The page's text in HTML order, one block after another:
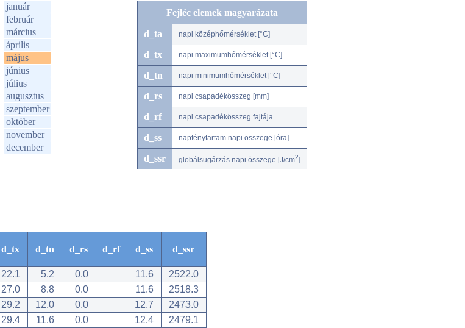
január
február
március
április
május
június
július
augusztus
szeptember
október
november
december
Fejléc elemek magyarázata
d_ta napi középhőmérséklet [°C]
d_tx napi maximumhőmérséklet [°C]
d_tn napi minimumhőmérséklet [°C]
d_rs napi csapadékösszeg [mm]
d_rf napi csapadékösszeg fajtája
d_ss napfénytartam napi összege [óra]
d_ssr globálsugárzás napi összege [J/cm2]
d_tx d_tn d_rs d_rf d_ss d_ssr
22.1 5.2 0.0 11.6
2522.0
27.0 8.8 0.0 11.6
2518.3
29.2 12.0 0.0 12.7
2473.0
29.4 11.6 0.0 12.4
2479.1